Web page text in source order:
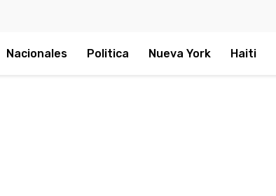
Nacionales Politica Nueva York Haiti